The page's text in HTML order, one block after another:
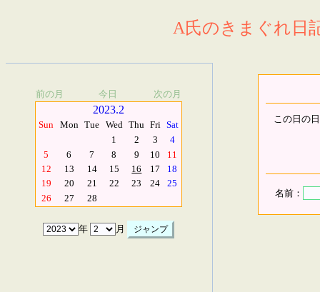
A氏のきまぐれ日
前の月 今日 次の月
2023.2
Sun Mon Tue Wed Thu Fri Sat
1
2 3
4
5
6 7 8 9 10
11
12
13 14 15 16 17
18
19
20 21 22 23 24
25
26
27 28
年 月
この日の
名前：